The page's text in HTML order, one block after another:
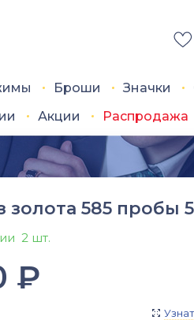
Броши Значки
Акции Распродажа
золота 585 пробы
2 шт.
₽
